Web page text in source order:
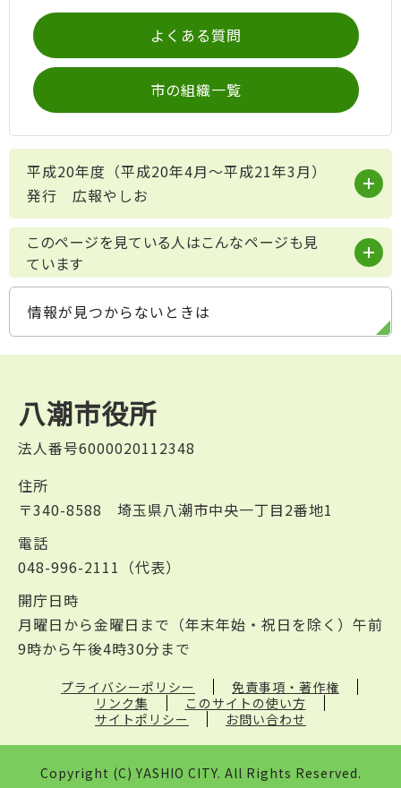
よくある質問
市の組織一覧
平成20年度（平成20年4月～平成21年3月）
発行 広報やしお
このページを見ている人はこんなページも見
ています
情報が見つからないときは
八潮市役所
法人番号6000020112348
住所
〒340-8588 埼玉県八潮市中央一丁目2番地1
電話
048-996-2111（代表）
開庁日時
月曜日から金曜日まで（年末年始・祝日を除く）午前
9時から午後4時30分まで
プライバシーポリシー
免責事項・著作権
リンク集
このサイトの使い方
サイトポリシー
お問い合わせ
Copyright (C) YASHIO CITY. All Rights Reserved.